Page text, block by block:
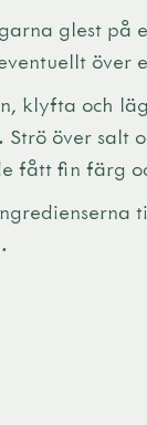
glest på
över
klyfta och
över salt
fått fin färg